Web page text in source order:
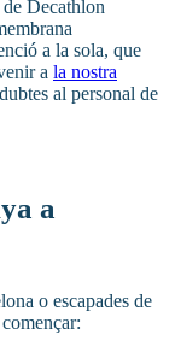
Decathlon
a la sola, que
a la nostra
al personal de
a
o escapades de